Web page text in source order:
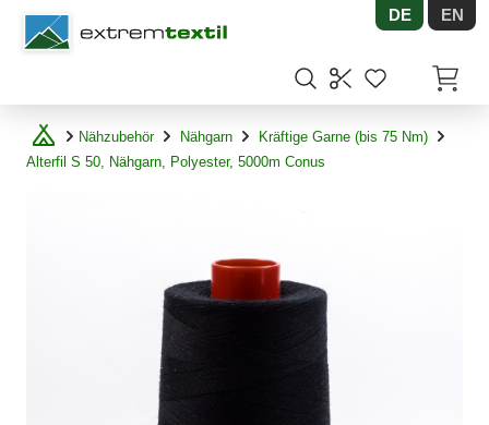
Shopware DE EN
Nähzubehör Nähgarn
Kräftige Garne (bis 75 Nm)
Alterfil S 50, Nähgarn, Polyester, 5000m Conus